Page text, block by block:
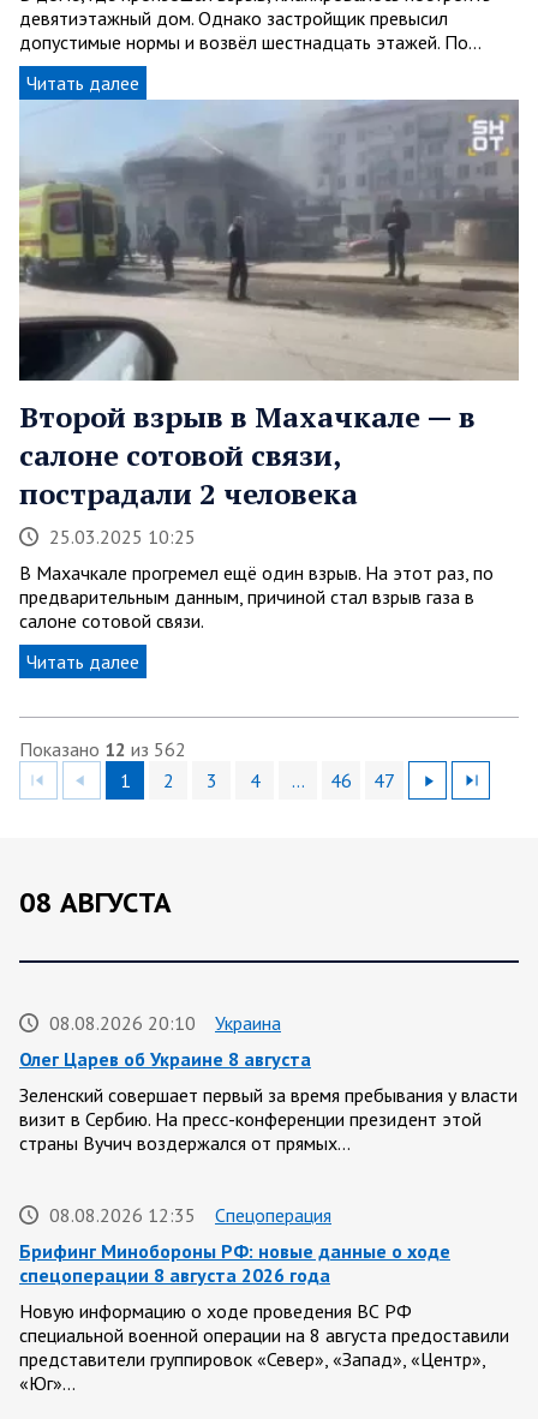
девятиэтажный дом. Однако застройщик превысил
допустимые нормы и возвёл шестнадцать этажей. По…
Читать далее
Второй взрыв в Махачкале — в
салоне сотовой связи,
пострадали 2 человека
25.03.2025 10:25
В Махачкале прогремел ещё один взрыв. На этот раз, по
предварительным данным, причиной стал взрыв газа в
салоне сотовой связи.
Читать далее
Показано 12 из 562
1
2 3 4 … 46 47
08 АВГУСТА
08.08.2026 20:10
Украина
Олег Царев об Украине 8 августа
Зеленский совершает первый за время пребывания у власти
визит в Сербию. На пресс-конференции президент этой
страны Вучич воздержался от прямых…
08.08.2026 12:35
Спецоперация
Брифинг Минобороны РФ: новые данные о ходе
спецоперации 8 августа 2026 года
Новую информацию о ходе проведения ВС РФ
специальной военной операции на 8 августа предоставили
представители группировок «Север», «Запад», «Центр»,
«Юг»…